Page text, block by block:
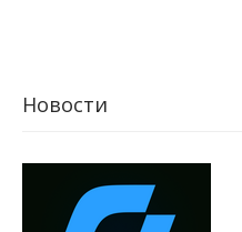
Новости